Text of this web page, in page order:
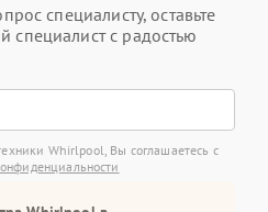
специалисту, оставьте
с радостью
Whirlpool, Вы соглашаетесь с